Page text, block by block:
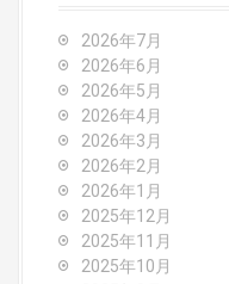
2026年7月
2026年6月
2026年5月
2026年4月
2026年3月
2026年2月
2026年1月
2025年12月
2025年11月
2025年10月